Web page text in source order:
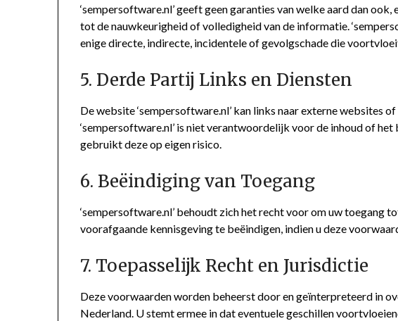
‘sempersoftware.nl’ geeft geen garanties van welke aard dan
tot de nauwkeurigheid of volledigheid van de informatie.
enige directe, indirecte, incidentele of gevolgschade die
5. Derde Partij Links en Diensten
De website ‘sempersoftware.nl’ kan links naar externe websites
‘sempersoftware.nl’ is niet verantwoordelijk voor de inhoud of
gebruikt deze op eigen risico.
6. Beëindiging van Toegang
‘sempersoftware.nl’ behoudt zich het recht voor om uw toegang
voorafgaande kennisgeving te beëindigen, indien u deze
7. Toepasselijk Recht en Jurisdictie
Deze voorwaarden worden beheerst door en geïnterpreteerd in
Nederland. U stemt ermee in dat eventuele geschillen